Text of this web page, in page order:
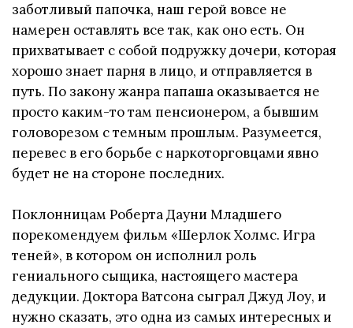
заботливый папочка, наш герой вовсе не
намерен оставлять все так, как оно есть. Он
прихватывает с собой подружку дочери, которая
хорошо знает парня в лицо, и отправляется в
путь. По закону жанра папаша оказывается не
просто каким-то там пенсионером, а бывшим
головорезом с темным прошлым. Разумеется,
перевес в его борьбе с наркоторговцами явно
будет не на стороне последних.
Поклонницам Роберта Дауни Младшего
порекомендуем фильм «Шерлок Холмс. Игра
теней», в котором он исполнил роль
гениального сыщика, настоящего мастера
дедукции. Доктора Ватсона сыграл Джуд Лоу, и
нужно сказать, это одна из самых интересных и